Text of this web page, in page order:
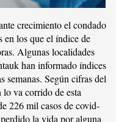
crecimiento el condado
los que el índice de
Algunas localidades
han informado índices
semanas. Según cifras del
lo va corrido de esta
226 mil casos de covid-
la vida por alguna